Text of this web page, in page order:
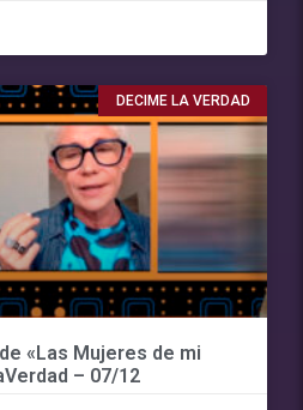
DECIME LA VERDAD
«Las Mujeres de mi
– 07/12